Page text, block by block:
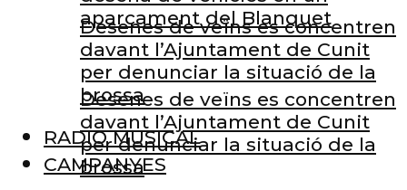
Desenes de veïns es concentren
davant l’Ajuntament de Cunit
per denunciar la situació de la
brossa
RADIO MUSICAL
CAMPANYES
aparcament del Blanquet
Desenes de veïns es concentren
davant l’Ajuntament de Cunit
per denunciar la situació de la
brossa